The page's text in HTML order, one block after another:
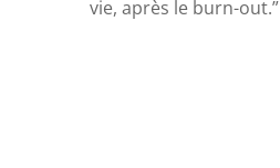
vie, après le burn-out.”